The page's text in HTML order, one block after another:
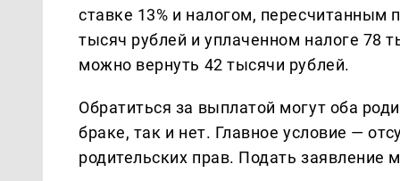
ставке 13% и налогом, пересчитанным
тысяч рублей и уплаченном налоге 78
можно вернуть 42 тысячи рублей.
Обратиться за выплатой могут оба
браке, так и нет. Главное условие —
родительских прав. Подать заявление